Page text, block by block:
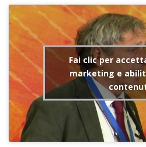
Fai clic per
marketing e